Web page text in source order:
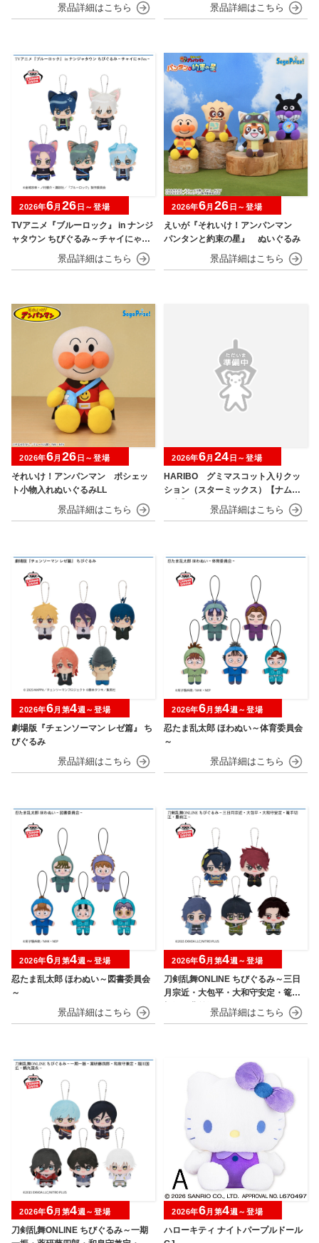
TVアニメ『ブルーロック』 in ナンジ
ャタウン ちびぐるみ～チャイにゃFe
2026年6月 26 日～登場
えいが『それいけ！アンパンマン
パンタンと約束の星』 ぬいぐるみ
2026年6月 26 日～登場
それいけ！アンパンマン ポシェッ
ト小物入れぬいぐるみLL
2026年6月 26 日～登場
HARIBO グミマスコット入りクッ
ション（スターミックス）【ナムコ
2026年6月 24 日～登場
劇場版『チェンソーマン レゼ篇』 ち
びぐるみ
2026年6月第4週～登場
忍たま乱太郎 ほわぬい～体育委員会
～
2026年6月第4週～登場
忍たま乱太郎 ほわぬい～図書委員会
～
2026年6月第4週～登場
刀剣乱舞ONLINE ちびぐるみ～三日
月宗近・大包平・大和守安定・篭手
切江・豊前江～
2026年6月第4週～登場
刀剣乱舞ONLINE ちびぐるみ～一期
2026年6月第4週～登場
ハローキティ ナイトパープルドール
2026年6月第4週～登場